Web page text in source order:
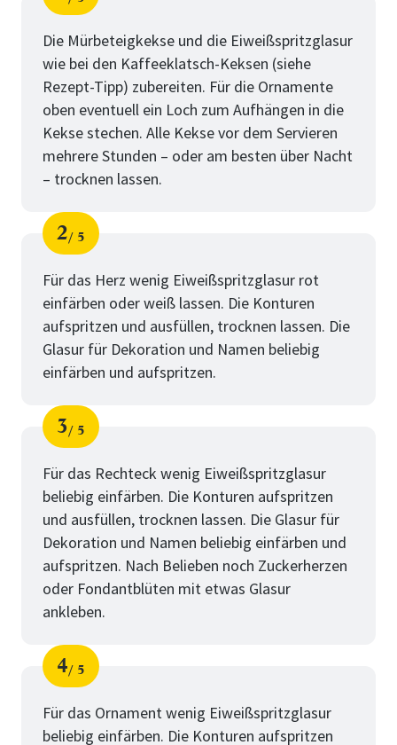
Schritt
von
Die Mürbeteigkekse und die Eiweißspritzglasur
wie bei den Kaffeeklatsch-Keksen (siehe
Rezept-Tipp) zubereiten. Für die Ornamente
oben eventuell ein Loch zum Aufhängen in die
Kekse stechen. Alle Kekse vor dem Servieren
mehrere Stunden – oder am besten über Nacht
– trocknen lassen.
Schritt
2
von
5
Für das Herz wenig Eiweißspritzglasur rot
einfärben oder weiß lassen. Die Konturen
aufspritzen und ausfüllen, trocknen lassen. Die
Glasur für Dekoration und Namen beliebig
einfärben und aufspritzen.
Schritt
3
von
5
Für das Rechteck wenig Eiweißspritzglasur
beliebig einfärben. Die Konturen aufspritzen
und ausfüllen, trocknen lassen. Die Glasur für
Dekoration und Namen beliebig einfärben und
aufspritzen. Nach Belieben noch Zuckerherzen
oder Fondantblüten mit etwas Glasur
ankleben.
Schritt
4
von
5
Für das Ornament wenig Eiweißspritzglasur
beliebig einfärben. Die Konturen aufspritzen